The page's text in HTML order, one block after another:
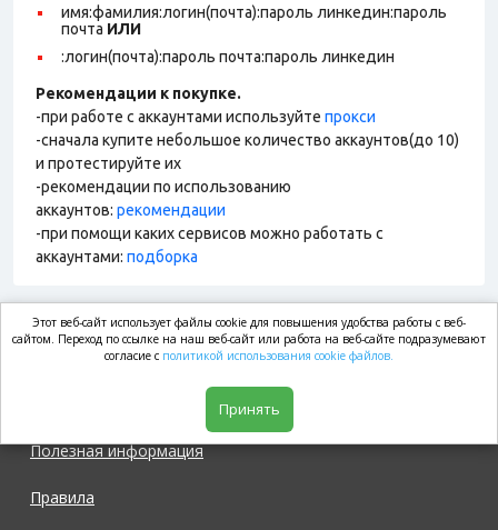
имя:фамилия:логин(почта):пароль линкедин:пароль
почта ИЛИ
:логин(почта):пароль почта:пароль линкедин
Рекомендации к покупке.
-при работе с аккаунтами используйте прокси
-сначала купите небольшое количество аккаунтов(до 10)
и протестируйте их
-рекомендации по использованию
аккаунтов: рекомендации
-при помощи каких сервисов можно работать с
аккаунтами: подборка
market.com
Полезная информация
Правила
Этот веб-сайт использует файлы cookie для повышения удобства работы с веб-
сайтом. Переход по ссылке на наш веб-сайт или работа на веб-сайте подразумевают
согласие с политикой использования cookie файлов.
Принять